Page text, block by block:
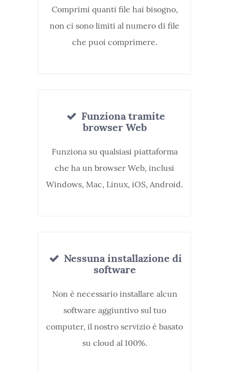
Comprimi quanti file hai bisogno,
non ci sono limiti al numero di file
che puoi comprimere.
Funziona tramite
browser Web
Funziona su qualsiasi piattaforma
che ha un browser Web, inclusi
Windows, Mac, Linux, iOS, Android.
Nessuna installazione di
software
Non è necessario installare alcun
software aggiuntivo sul tuo
computer, il nostro servizio è basato
su cloud al 100%.